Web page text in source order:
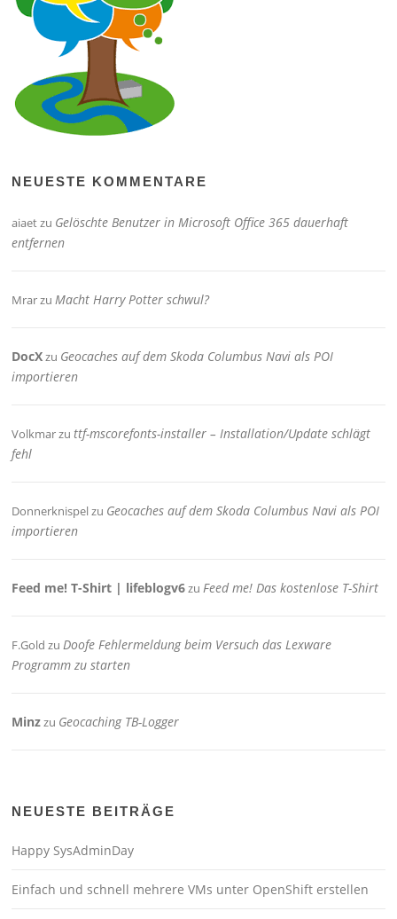
NEUESTE KOMMENTARE
aiaetzu Gelöschte Benutzer in Microsoft Office 365 dauerhaft
entfernen
MrarzuMacht Harry Potter schwul?
DocXzu Geocaches auf dem Skoda Columbus Navi als POI
importieren
Volkmarzuttf-mscorefonts-installer – Installation/Update schlägt
fehl
Donnerknispelzu Geocaches auf dem Skoda Columbus Navi als POI
importieren
Feed me! T-Shirt | lifeblogv6zuFeed me! Das kostenlose T-Shirt
F.Gold zuDoofe Fehlermeldung beim Versuch das Lexware
Programm zu starten
Minzzu Geocaching TB-Logger
NEUESTE BEITRÄGE
Happy SysAdminDay
Einfach und schnell mehrere VMs unter OpenShift erstellen